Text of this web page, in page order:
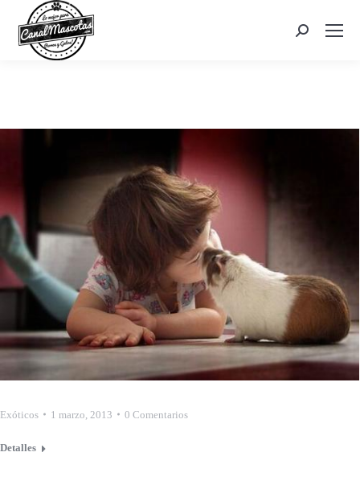
Search:
Exóticos 1 marzo, 2013 0 Comentarios
Detalles